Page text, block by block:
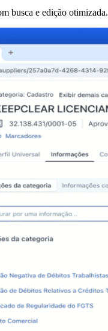
busca e edição otimizada.